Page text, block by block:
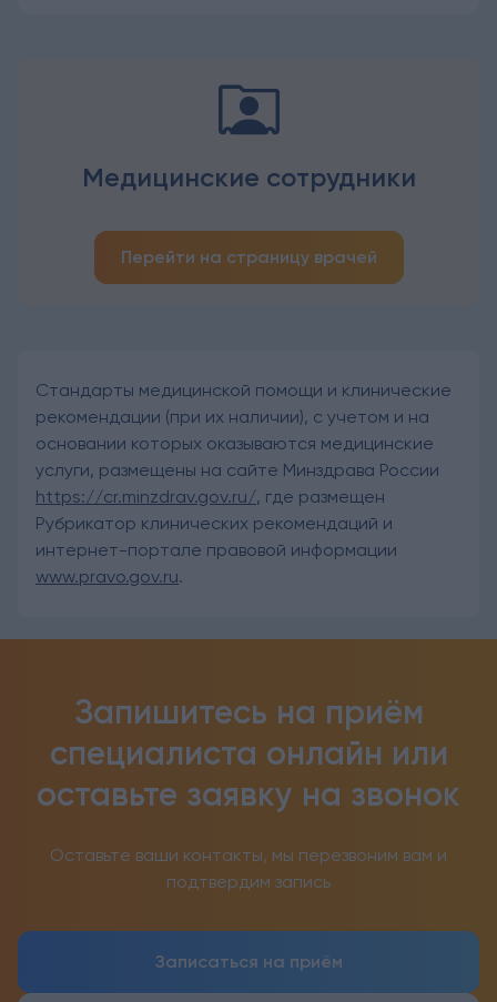
Медицинские сотрудники
Перейти на страницу врачей
Стандарты медицинской помощи и клинические
рекомендации (при их наличии), с учетом и на
основании которых оказываются медицинские
услуги, размещены на сайте Минздрава России
https://cr.minzdrav.gov.ru/, где размещен
Рубрикатор клинических рекомендаций и
интернет-портале правовой информации
www.pravo.gov.ru.
Запишитесь на приём
специалиста онлайн или
оставьте заявку на звонок
Оставьте ваши контакты, мы перезвоним вам и
подтвердим запись
Записаться на приём